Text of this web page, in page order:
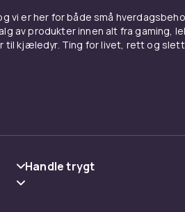
vi er her for både små
av produkter innen alt fra gaming,
til kjæledyr. Ting for livet, rett og
Handle trygt